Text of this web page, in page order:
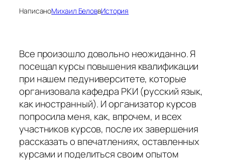
НаписаноМихаил БеловвИстория
Все произошло довольно неожиданно. Я
посещал курсы повышения квалификации
при нашем педуниверситете, которые
организовала кафедра РКИ (русский язык,
как иностранный). И организатор курсов
попросила меня, как, впрочем, и всех
участников курсов, после их завершения
рассказать о впечатлениях, оставленных
курсами и поделиться своим опытом